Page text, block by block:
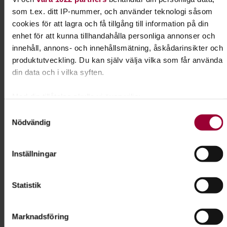
som t.ex. ditt IP-nummer, och använder teknologi såsom
cookies för att lagra och få tillgång till information på din
enhet för att kunna tillhandahålla personliga annonser och
innehåll, annons- och innehållsmätning, åskådarinsikter och
produktutveckling. Du kan själv välja vilka som får använda
din data och i vilka syften.
kan ha en noggrannhet på upp till flera meter
Ta reda på mer om hur dina personliga uppgifter behandlas
ändra eller dra tillbaka ditt samtycke när som helst från
För att du ska få en så bra upplevelse som möjligt
Nödvändig
Inställningar
Statistik
Marknadsföring
Prat utan hat
17 globala mål